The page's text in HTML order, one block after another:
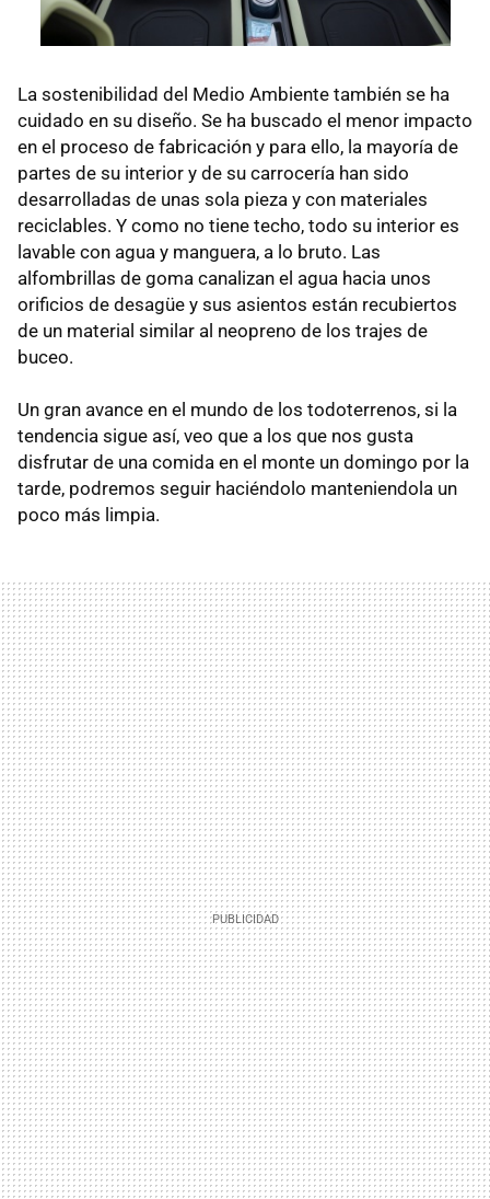
La sostenibilidad del Medio Ambiente también se ha
cuidado en su diseño. Se ha buscado el menor impacto
en el proceso de fabricación y para ello, la mayoría de
partes de su interior y de su carrocería han sido
desarrolladas de unas sola pieza y con materiales
reciclables. Y como no tiene techo, todo su interior es
lavable con agua y manguera, a lo bruto. Las
alfombrillas de goma canalizan el agua hacia unos
orificios de desagüe y sus asientos están recubiertos
de un material similar al neopreno de los trajes de
buceo.
Un gran avance en el mundo de los todoterrenos, si la
tendencia sigue así, veo que a los que nos gusta
disfrutar de una comida en el monte un domingo por la
tarde, podremos seguir haciéndolo manteniendola un
poco más limpia.